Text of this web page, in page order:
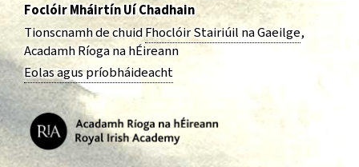
Foclóir Mháirtín Uí Chadhain
Tionscnamh de chuidFhoclóir Stairiúil na Gaeilge,
Acadamh Ríoga na hÉireann
Eolas agus príobháideacht